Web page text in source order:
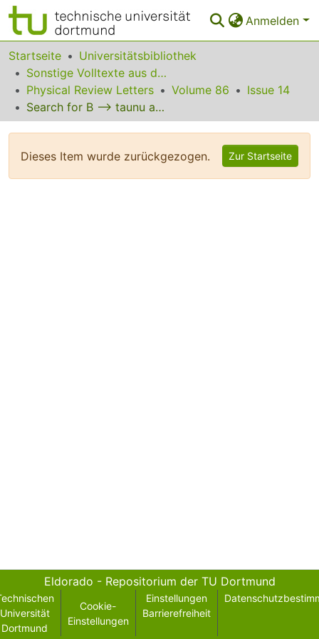
Anmelden
Bereiche & Sammlungen
Das gesamte Repositorium
Statistiken
Startseite
Universitätsbibliothek
Sonstige Volltexte aus dem Bibliotheksangebot
Physical Review Letters
Volume 86
Issue 14
Search for B --> taunu and B --> Knunu-bar
Dieses Item wurde zurückgezogen. Zur Startseite
Eldorado - Repositorium der TU Dortmund
Universität
Dortmund
Cookie-
Einstellungen
Einstellungen
Barrierefreiheit